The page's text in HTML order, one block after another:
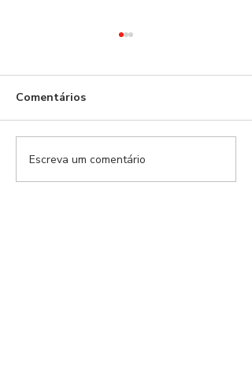
Viagens em Vermelho -
PARIS
Comentários
Escreva um comentário